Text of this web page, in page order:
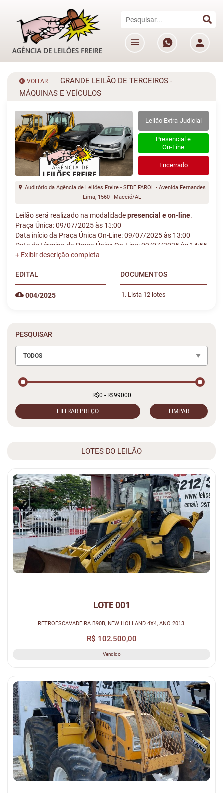
VOLTAR
GRANDE LEILÃO DE TERCEIROS -
MÁQUINAS E VEÍCULOS
Leilão Extra-Judicial
Presencial e
On-Line
Encerrado
Auditório da Agência de Leilões Freire - SEDE FAROL - Avenida Fernandes
Lima, 1560 - Maceió/AL
Leilão será realizado na modalidadepresencial e on-line.
Praça Única: 09/07/2025 às 13:00
Data início da Praça Única On-Line: 09/07/2025 às 13:00
Data de término da Praça Única On-Line: 09/07/2025 às 14:55
EDITAL
004/2025
DOCUMENTOS
Lista 12 lotes
PESQUISAR
TODOS
FILTRAR PREÇO LIMPAR
LOTES DO LEILÃO
LOTE 001
RETROESCAVADEIRA B90B, NEW HOLLAND 4X4, ANO 2013.
R$ 102.500,00
Vendido